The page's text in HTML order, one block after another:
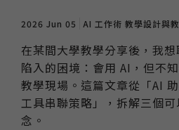
2026 Jun 05 AI 工作術 教學設計與
在某間大學教學分享後，我
陷入的困境：會用 AI，但不
教學現場。這篇文章從「AI
工具串聯策略」，拆解三個
念。